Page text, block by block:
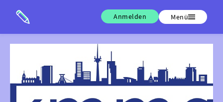
Anmelden Menü